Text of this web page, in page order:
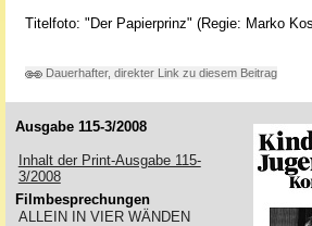
Titelfoto: "Der Papierprinz" (Regie: Marko
Dauerhafter, direkter Link zu diesem Beitrag
Ausgabe 115-3/2008
Inhalt der Print-Ausgabe 115-
3/2008
Filmbesprechungen
ALLEIN IN VIER WÄNDEN